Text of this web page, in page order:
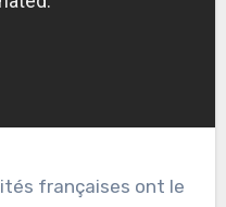
françaises ont le